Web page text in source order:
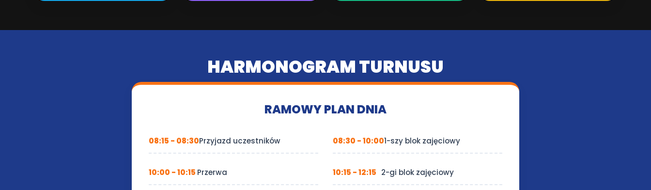
HARMONOGRAM TURNUSU
RAMOWY PLAN DNIA
08:15 - 08:30Przyjazd uczestników 08:30 - 10:001-szy blok zajęciowy
10:00 - 10:15 Przerwa 10:15 - 12:15 2-gi blok zajęciowy